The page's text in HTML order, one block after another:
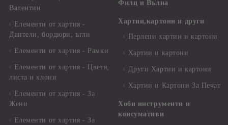
Валентин
Елементи от хартия -
Дантели, бордюри, ъгли
Елементи от хартия - Рамки
Елементи от хартия - Цветя,
листа и клони
Елементи от хартия - За
Жени
Елементи от хартия - За
Филц и Вълна
Хартии,картони и други
Перлени хартии и картони
Хартии и картони
Други Хартии и картони
Хартии и Картони За Печат
Хоби инструменти и
консумативи